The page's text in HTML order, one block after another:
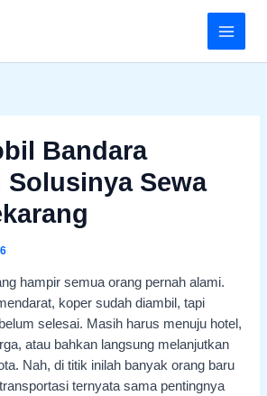
Bandara
Solusinya Sewa
hampir semua orang pernah alami.
koper sudah diambil, tapi
selesai. Masih harus menuju hotel,
atau bahkan langsung melanjutkan
Nah, di titik inilah banyak orang baru
ternyata sama pentingnya